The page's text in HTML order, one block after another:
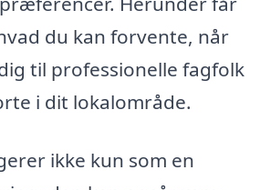
du kan forvente, når
til professionelle fagfolk
i dit lokalområde.
ikke kun som en